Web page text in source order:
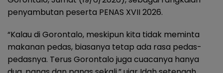
penyambutan peserta PENAS XVII 2026.
“Kalau di Gorontalo, meskipun kita tidak meminta
makanan pedas, biasanya tetap ada rasa pedas-
pedasnya. Terus Gorontalo juga cuacanya hanya